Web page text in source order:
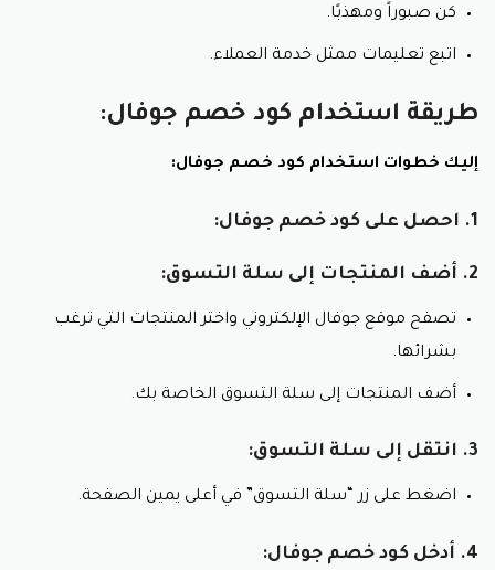
كن صبوراً ومهذبًا.
اتبع تعليمات ممثل خدمة العملاء.
طريقة استخدام كود خصم جوفال:
إليك خطوات استخدام كود خصم جوفال:
1. احصل على كود خصم جوفال:
2. أضف المنتجات إلى سلة التسوق:
تصفح موقع جوفال الإلكتروني واختر المنتجات التي ترغب
بشرائها.
أضف المنتجات إلى سلة التسوق الخاصة بك.
3. انتقل إلى سلة التسوق:
اضغط على زر “سلة التسوق” في أعلى يمين الصفحة.
4. أدخل كود خصم جوفال: